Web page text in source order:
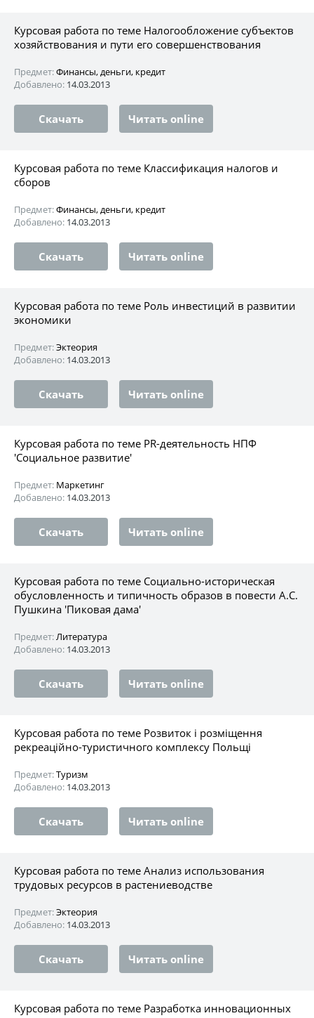
Курсовая работа по теме Налогообложение субъектов
хозяйствования и пути его совершенствования
Предмет:Финансы, деньги, кредит
Добавлено: 14.03.2013
Скачать Читать online
Курсовая работа по теме Классификация налогов и
сборов
Предмет:Финансы, деньги, кредит
Добавлено: 14.03.2013
Скачать Читать online
Курсовая работа по теме Роль инвестиций в развитии
экономики
Предмет:Эктеория
Добавлено: 14.03.2013
Скачать Читать online
Курсовая работа по теме PR-деятельность НПФ
'Социальное развитие'
Предмет: Маркетинг
Добавлено: 14.03.2013
Скачать Читать online
Курсовая работа по теме Социально-историческая
обусловленность и типичность образов в повести А.С.
Пушкина 'Пиковая дама'
Предмет:Литература
Добавлено: 14.03.2013
Скачать Читать online
Курсовая работа по теме Розвиток і розміщення
рекреаційно-туристичного комплексу Польщі
Предмет:Туризм
Добавлено: 14.03.2013
Скачать Читать online
Курсовая работа по теме Анализ использования
трудовых ресурсов в растениеводстве
Предмет:Эктеория
Добавлено: 14.03.2013
Скачать Читать online
Курсовая работа по теме Разработка инновационных